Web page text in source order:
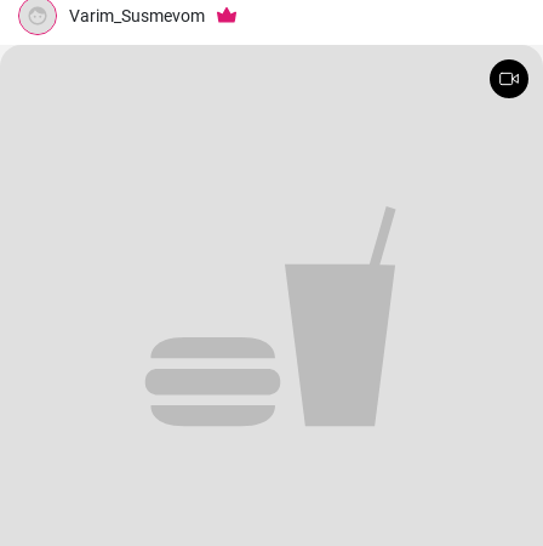
Varim_Susmevom